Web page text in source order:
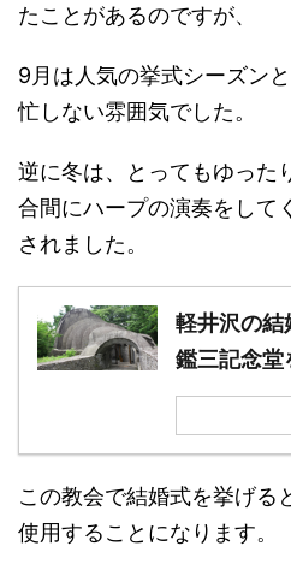
たことがあるのですが、
9月は人気の挙式シーズン
忙しない雰囲気でした。
逆に冬は、とってもゆった
合間にハープの演奏をして
されました。
軽井沢の結
鑑三記念堂
この教会で結婚式を挙げる
使用することになります。